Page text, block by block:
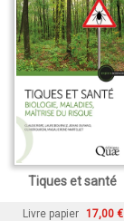
Tiques et santé
Livre papier 17,00 €